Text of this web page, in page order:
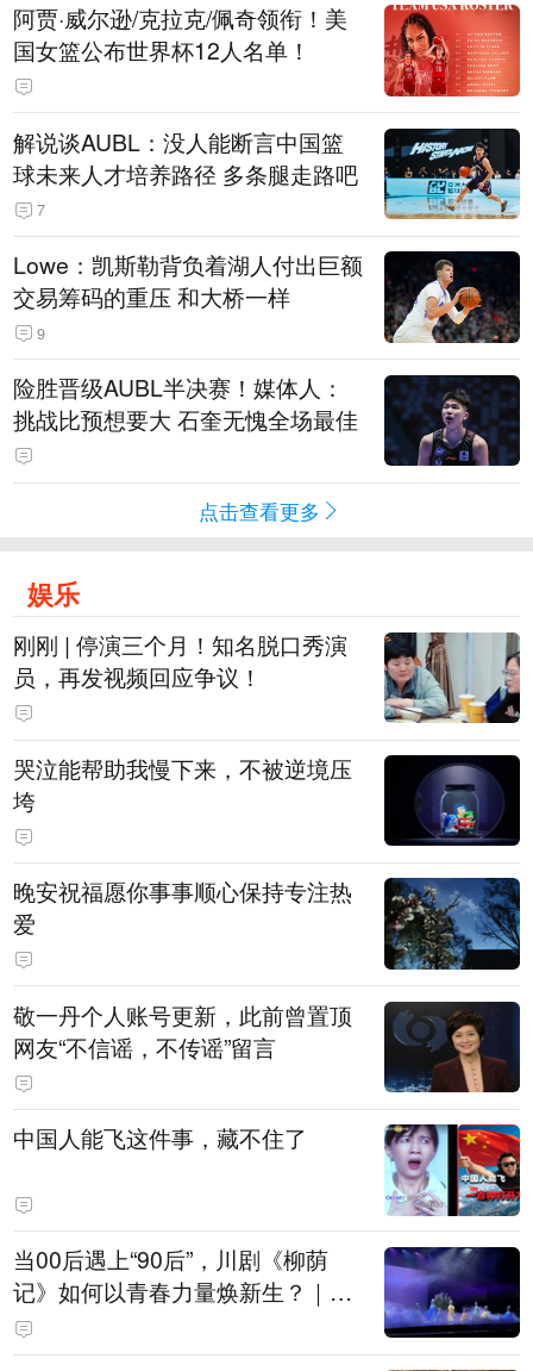
阿贾·威尔逊/克拉克/佩奇领衔！美
国女篮公布世界杯12人名单！
解说谈AUBL：没人能断言中国篮
球未来人才培养路径 多条腿走路吧
7
Lowe：凯斯勒背负着湖人付出巨额
交易筹码的重压 和大桥一样
9
险胜晋级AUBL半决赛！媒体人：
挑战比预想要大 石奎无愧全场最佳
点击查看更多
娱乐
刚刚 | 停演三个月！知名脱口秀演
员，再发视频回应争议！
哭泣能帮助我慢下来，不被逆境压
垮
晚安祝福愿你事事顺心保持专注热
爱
敬一丹个人账号更新，此前曾置顶
网友“不信谣，不传谣”留言
中国人能飞这件事，藏不住了
当00后遇上“90后”，川剧《柳荫
记》如何以青春力量焕新生？｜文
化观察